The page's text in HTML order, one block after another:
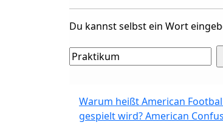
Du kannst selbst ein Wort
Warum heißt American
gespielt wird? American